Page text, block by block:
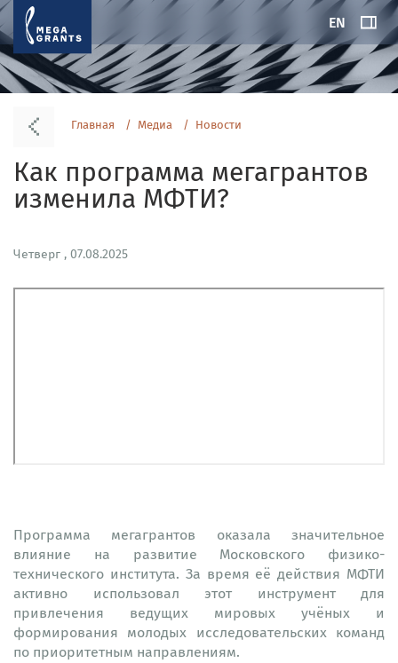
EN
Главная Медиа Новости
Как программа мегагрантов
изменила МФТИ?
Четверг , 07.08.2025
Программа мегагрантов оказала значительное
влияние на развитие Московского физико-
технического института. За время её действия МФТИ
активно использовал этот инструмент для
привлечения ведущих мировых учёных и
формирования молодых исследовательских команд
по приоритетным направлениям.